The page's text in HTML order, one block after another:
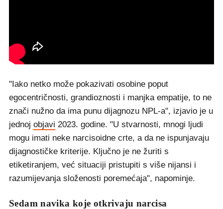
"Iako netko može pokazivati osobine poput
egocentričnosti, grandioznosti i manjka empatije, to ne
znači nužno da ima punu dijagnozu NPL-a", izjavio je u
jednoj objavi 2023. godine. "U stvarnosti, mnogi ljudi
mogu imati neke narcisoidne crte, a da ne ispunjavaju
dijagnostičke kriterije. Ključno je ne žuriti s
etiketiranjem, već situaciji pristupiti s više nijansi i
razumijevanja složenosti poremećaja", napominje.
Sedam navika koje otkrivaju narcisa